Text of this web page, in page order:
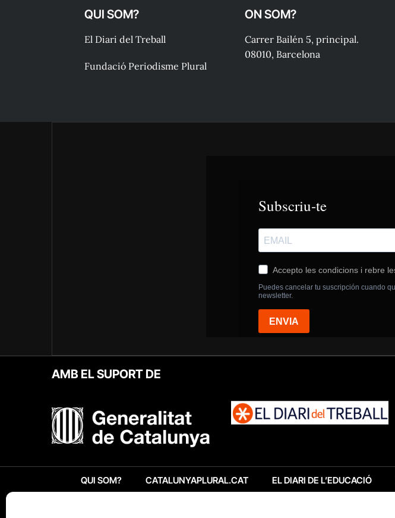
QUI SOM?
El Diari del Treball
Fundació Periodisme Plural
ON SOM?
Carrer Bailén 5, principal.
08010, Barcelona
AMB EL SUPORT DE
QUI SOM? CATALUNYAPLURAL.CAT EL DIARI DE L’EDUCACIÓ